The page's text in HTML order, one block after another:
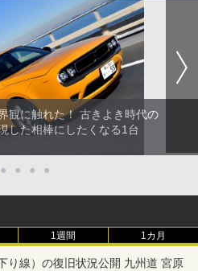
観に触れた！ 古きよき時代の
した相棒にしたくなる1台
● ● ● ●
1週間 1カ月
り線）の復旧状況公開 九州道 宮原